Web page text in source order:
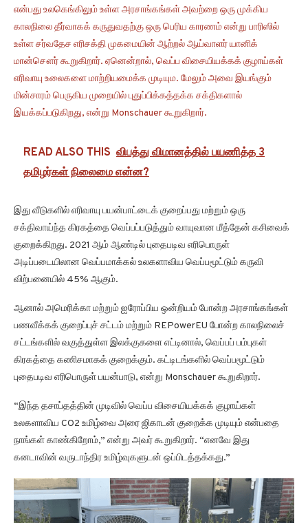
என்பது உலகெங்கிலும் உள்ள அரசாங்கங்கள் அவற்றை ஒரு முக்கிய
காலநிலை தீர்வாகக் கருதுவதற்கு ஒரு பெரிய காரணம் என்று பாரிஸில்
உள்ள சர்வதேச எரிசக்தி முகமையின் ஆற்றல் ஆய்வாளர் யானிக்
மான்சௌர் கூறுகிறார். ஏனென்றால், வெப்ப விசையியக்கக் குழாய்கள்
எரிவாயு உலைகளை மாற்றியமைக்க முடியும. மேலும் அவை இயங்கும்
மின்சாரம் பெருகிய முறையில் புதுப்பிக்கத்தக்க சக்திகளால்
இயக்கப்படுகிறது, என்று Monschauer கூறுகிறார்.
READ ALSO THIS விபத்து விமானத்தில் பயணித்த 3
தமிழர்கள் நிலைமை என்ன?
இது வீடுகளில் எரிவாயு பயன்பாட்டைக் குறைப்பது மற்றும் ஒரு
சக்திவாய்ந்த கிரகத்தை வெப்பப்படுத்தும் வாயுவான மீத்தேன் கசிவைக்
குறைக்கிறது. 2021 ஆம் ஆண்டில் புதைபடிவ எரிபொருள்
அடிப்படையிலான வெப்பமாக்கல் உலகளாவிய வெப்பமூட்டும் கருவி
விற்பனையில் 45% ஆகும்.
ஆனால் அமெரிக்கா மற்றும் ஐரோப்பிய ஒன்றியம் போன்ற அரசாங்கங்கள்
பணவீக்கக் குறைப்புச் சட்டம் மற்றும் REPowerEU போன்ற காலநிலைச்
சட்டங்களில் வகுத்துள்ள இலக்குகளை எட்டினால், வெப்பப் பம்புகள்
கிரகத்தை கணிசமாகக் குறைக்கும். கட்டிடங்களில் வெப்பமூட்டும்
புதைபடிவ எரிபொருள் பயன்பாடு, என்று Monschauer கூறுகிறார்.
“இந்த தசாப்தத்தின் முடிவில் வெப்ப விசையியக்கக் குழாய்கள்
உலகளாவிய CO2 உமிழ்வை அரை ஜிகாடன் குறைக்க முடியும் என்பதை
நாங்கள் காண்கிறோம்,” என்று அவர் கூறுகிறார். “எனவே இது
கனடாவின் வருடாந்திர உமிழ்வுகளுடன் ஒப்பிடத்தக்கது.”